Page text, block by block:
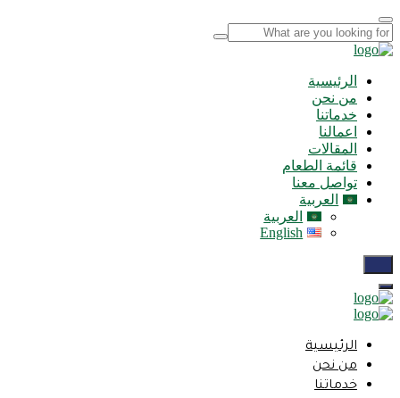
الرئيسية
من نحن
خدماتنا
اعمالنا
المقالات
قائمة الطعام
تواصل معنا
العربية
العربية
English
الرئيسية
من نحن
خدماتنا